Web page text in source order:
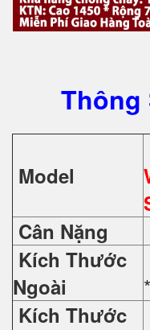
Thông
Model
Cân Nặng
Kích Thước
Ngoài
Kích Thước